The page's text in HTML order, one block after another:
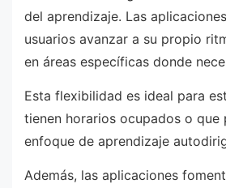
del aprendizaje. Las
usuarios avanzar a su propio
en áreas específicas donde
Esta flexibilidad es ideal para
tienen horarios ocupados o que
enfoque de aprendizaje
Además, las aplicaciones